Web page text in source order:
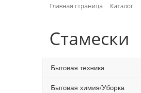
Главная страница Каталог
Стамески
Бытовая техника
Бытовая химия/Уборка